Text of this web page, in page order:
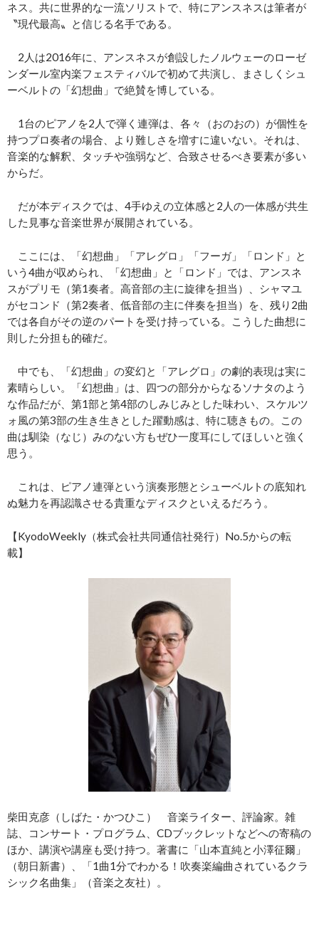
ネス。共に世界的な一流ソリストで、特にアンスネスは筆者が
〝現代最高〟と信じる名手である。
2人は2016年に、アンスネスが創設したノルウェーのローゼ
ンダール室内楽フェスティバルで初めて共演し、まさしくシュ
ーベルトの「幻想曲」で絶賛を博している。
1台のピアノを2人で弾く連弾は、各々（おのおの）が個性を
持つプロ奏者の場合、より難しさを増すに違いない。それは、
音楽的な解釈、タッチや強弱など、合致させるべき要素が多い
からだ。
だが本ディスクでは、4手ゆえの立体感と2人の一体感が共生
した見事な音楽世界が展開されている。
ここには、「幻想曲」「アレグロ」「フーガ」「ロンド」と
いう4曲が収められ、「幻想曲」と「ロンド」では、アンスネ
スがプリモ（第1奏者。高音部の主に旋律を担当）、シャマユ
がセコンド（第2奏者、低音部の主に伴奏を担当）を、残り2曲
では各自がその逆のパートを受け持っている。こうした曲想に
則した分担も的確だ。
中でも、「幻想曲」の変幻と「アレグロ」の劇的表現は実に
素晴らしい。「幻想曲」は、四つの部分からなるソナタのよう
な作品だが、第1部と第4部のしみじみとした味わい、スケルツ
ォ風の第3部の生き生きとした躍動感は、特に聴きもの。この
曲は馴染（なじ）みのない方もぜひ一度耳にしてほしいと強く
思う。
これは、ピアノ連弾という演奏形態とシューベルトの底知れ
ぬ魅力を再認識させる貴重なディスクといえるだろう。
【KyodoWeekly（株式会社共同通信社発行）No.5からの転
載】
柴田克彦（しばた・かつひこ） 音楽ライター、評論家。雑
誌、コンサート・プログラム、CDブックレットなどへの寄稿の
ほか、講演や講座も受け持つ。著書に「山本直純と小澤征爾」
（朝日新書）、「1曲1分でわかる！吹奏楽編曲されているクラ
シック名曲集」（音楽之友社）。